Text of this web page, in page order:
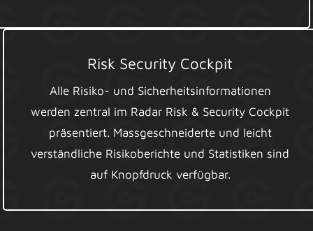
Risk Security Cockpit
Alle Risiko- und Sicherheitsinformationen
werden zentral im Radar Risk & Security Cockpit
präsentiert. Massgeschneiderte und leicht
verständliche Risikoberichte und Statistiken sind
auf Knopfdruck verfügbar.